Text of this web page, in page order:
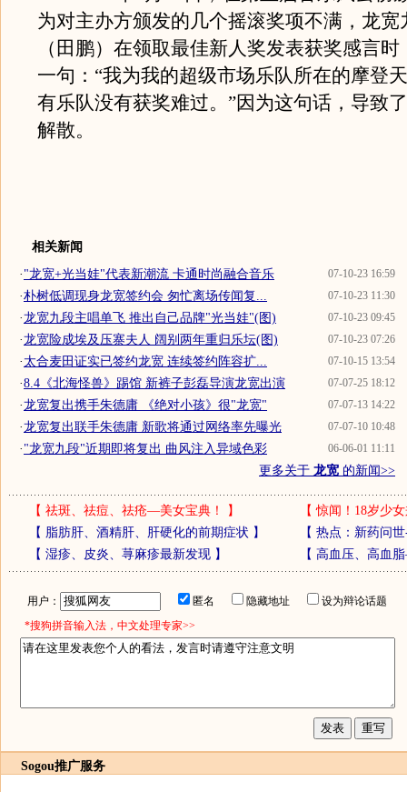
为对主办方颁发的几个摇滚奖项不满，龙宽
（田鹏）在领取最佳新人奖发表获奖感言
一句：“我为我的超级市场乐队所在的摩登
有乐队没有获奖难过。”因为这句话，导致
解散。
相关新闻
07-10-23 16:59
·"龙宽+光当娃"代表新潮流 卡通时尚融合音乐
07-10-23 11:30
·朴树低调现身龙宽签约会 匆忙离场传闻复...
07-10-23 09:45
·龙宽九段主唱单飞 推出自己品牌"光当娃"(图)
07-10-23 07:26
·龙宽险成埃及压寨夫人 阔别两年重归乐坛(图)
07-10-15 13:54
·太合麦田证实已签约龙宽 连续签约阵容扩...
07-07-25 18:12
·8.4《北海怪兽》踢馆 新裤子彭磊导演龙宽出演
07-07-13 14:22
·龙宽复出携手朱德庸 《绝对小孩》很"龙宽"
07-07-10 10:48
·龙宽复出联手朱德庸 新歌将通过网络率先曝光
06-06-01 11:11
·"龙宽九段"近期即将复出 曲风注入异域色彩
更多关于 龙宽 的新闻>>
【 祛斑、祛痘、祛疮—美女宝典！ 】 【惊闻！18岁少
【 脂肪肝、酒精肝、肝硬化的前期症状 】 【 热点：新药问
【 湿疹、皮炎、荨麻疹最新发现】 【 高血压、高血
用户： 匿名 隐藏地址
设为辩论话题
*搜狗拼音输入法，中文处理专家>>
Sogou推广服务